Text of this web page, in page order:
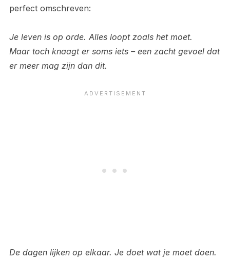
perfect omschreven:
Je leven is op orde. Alles loopt zoals het moet.
Maar toch knaagt er soms iets – een zacht gevoel dat
er meer mag zijn dan dit.
De dagen lijken op elkaar. Je doet wat je moet doen.